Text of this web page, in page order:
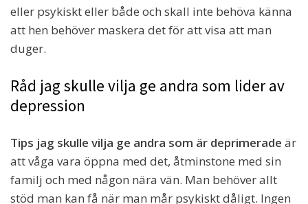
eller psykiskt eller både och skall inte behöva känna
att hen behöver maskera det för att visa att man
duger.
Råd jag skulle vilja ge andra som lider av
depression
Tips jag skulle vilja ge andra som är deprimerade är
att våga vara öppna med det, åtminstone med sin
familj och med någon nära vän. Man behöver allt
stöd man kan få när man mår psykiskt dåligt. Ingen